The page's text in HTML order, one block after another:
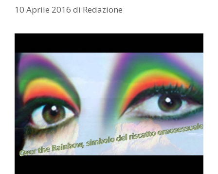
10 Aprile 2016 di Redazione